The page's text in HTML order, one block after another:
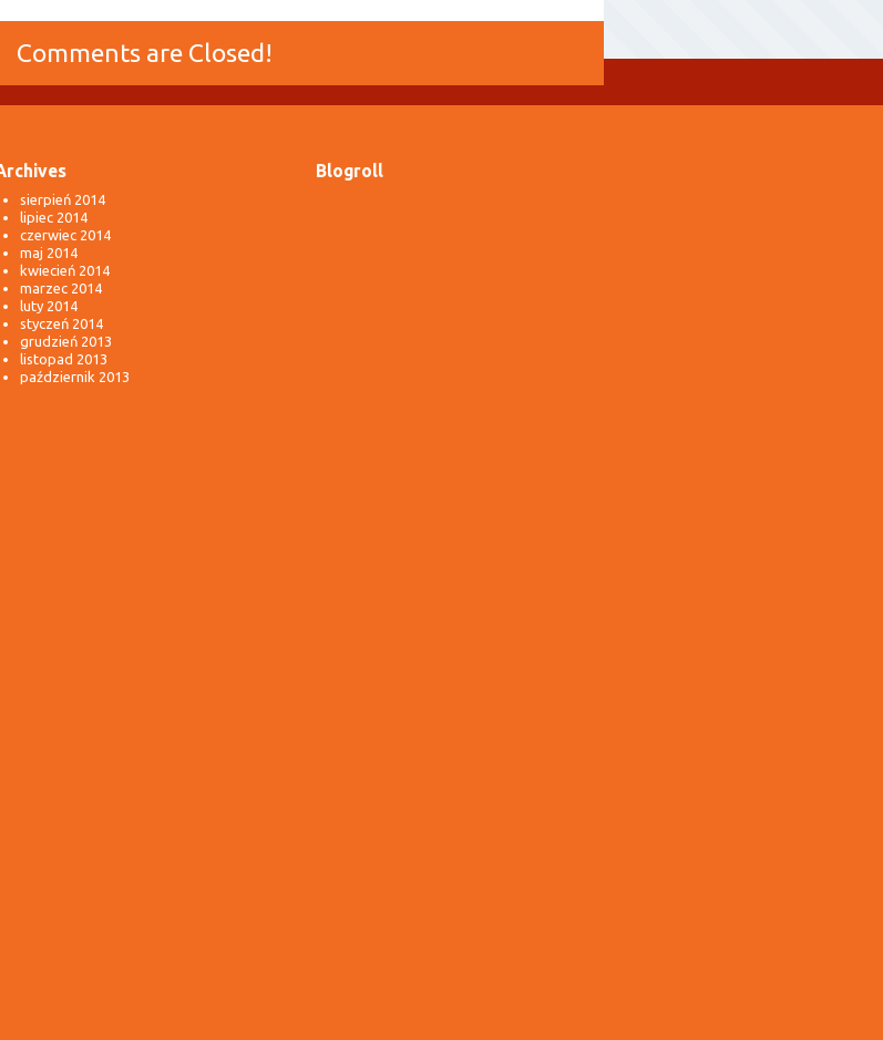
Comments are Closed!
sierpień 2014
lipiec 2014
czerwiec 2014
maj 2014
kwiecień 2014
marzec 2014
luty 2014
styczeń 2014
grudzień 2013
listopad 2013
październik 2013
Blogroll